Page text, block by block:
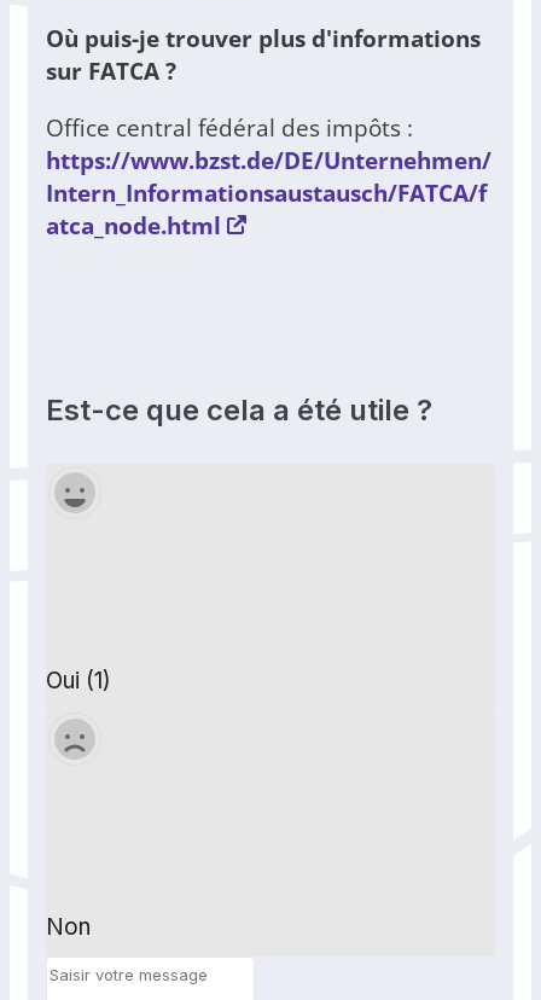
Où puis-je trouver plus d'informations
sur FATCA ?
Office central fédéral des impôts :
https://www.bzst.de/DE/Unternehmen/
Intern_Informationsaustausch/FATCA/f
atca_node.html
Est-ce que cela a été utile ?
Oui (1)
Non